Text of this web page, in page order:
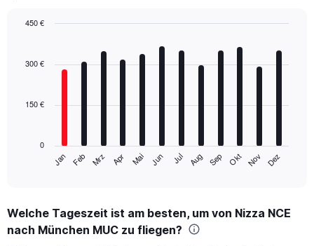
with
The
Range:
12
Jan Feb Mrz Apr Mai Jun Jul Aug Sep Okt Nov Dez
0
150 €
300 €
450 €
Welche Tageszeit ist am besten, um von Nizza NCE
nach München MUC zu fliegen?